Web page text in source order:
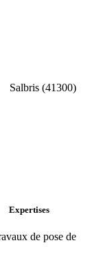
Salbris (41300)
Expertises
de pose de